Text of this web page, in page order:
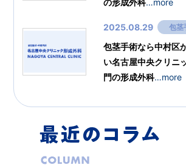
の形成外科…more
2025.08.29 包茎
包茎手術なら中村区
い名古屋中央クリニ
門の形成外科…more